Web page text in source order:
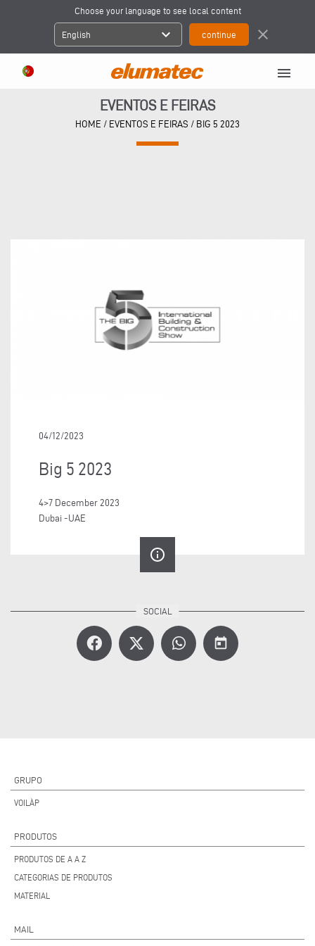
Choose your language to see local content
English expand_more close
menu
EVENTOS E FEIRAS
HOME / EVENTOS E FEIRAS / BIG 5 2023
04/12/2023
Big 5 2023
4>7 December 2023
Dubai -UAE
info_outline
today
GRUPO
VOILÀP
PRODUTOS
PRODUTOS DE A A Z
CATEGORIAS DE PRODUTOS
MATERIAL
MAIL